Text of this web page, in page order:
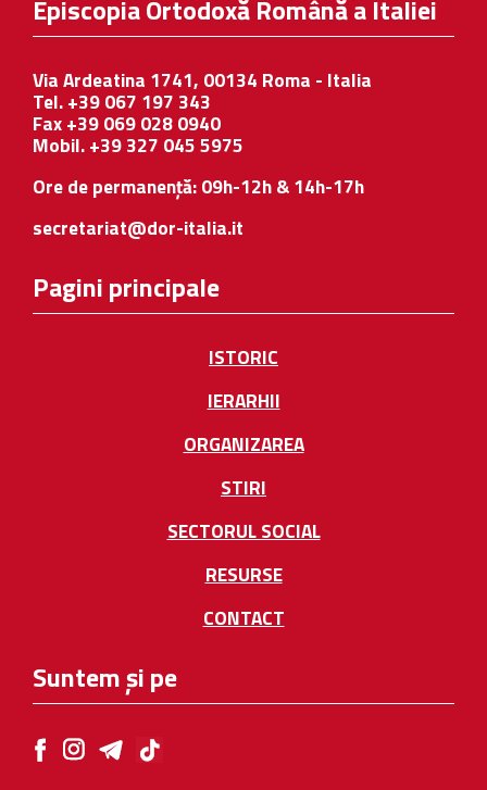
Episcopia Ortodoxă Română a Italiei
Via Ardeatina 1741, 00134 Roma - Italia
Tel. +39 067 197 343
Fax +39 069 028 0940
Mobil. +39 327 045 5975
Ore de permanență: 09h-12h & 14h-17h
secretariat@dor-italia.it
Pagini principale
ISTORIC
IERARHII
ORGANIZAREA
STIRI
SECTORUL SOCIAL
RESURSE
CONTACT
Suntem și pe